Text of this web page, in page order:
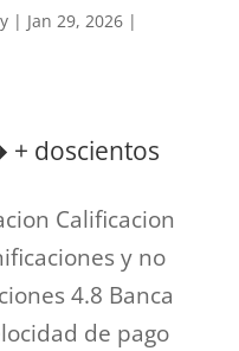
| Jan 29, 2026|
+ doscientos
Calificacion
y no
4.8 Banca
de pago